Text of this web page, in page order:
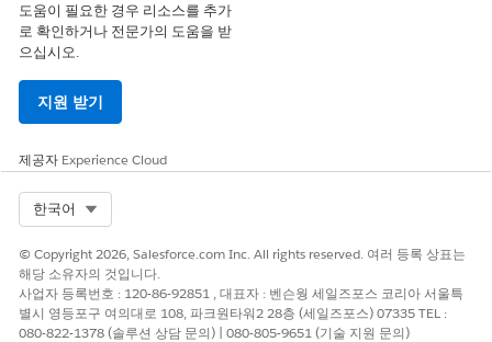
차량 이동 거리 측정 단위
잔존 가치
이 기사를 통해 문제를 해결했습니까?
개선을 위한 의견을 보내주세요.
도움이 필요한 경우 리소스를 추가
로 확인하거나 전문가의 도움을 받
으십시오.
지원 받기
제공자 Experience Cloud
한국어
© Copyright 2026, Salesforce.com Inc. All rights reserved. 여러 등록 상표는
해당 소유자의 것입니다.
사업자 등록번호 : 120-86-92851 , 대표자 : 벤슨웡 세일즈포스 코리아 서울특
별시 영등포구 여의대로 108, 파크원타워2 28층 (세일즈포스) 07335 TEL :
080-822-1378 (솔루션 상담 문의) | 080-805-9651 (기술 지원 문의)